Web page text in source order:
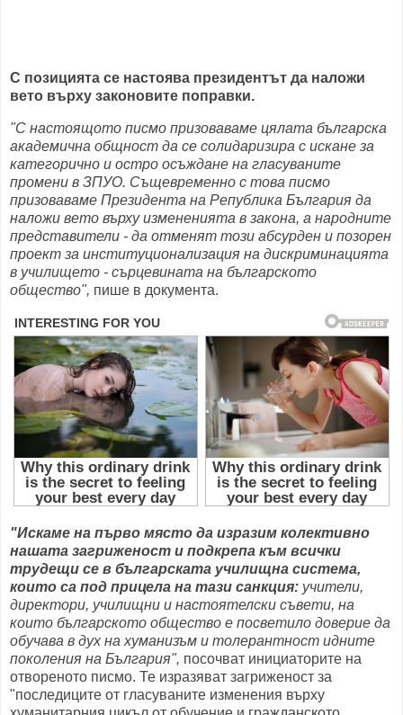
С позицията се настоява президентът да наложи
вето върху законовите поправки.
"С настоящото писмо призоваваме цялата българска
академична общност да се солидаризира с искане за
категорично и остро осъждане на гласуваните
промени в ЗПУО. Същевременно с това писмо
призоваваме Президента на Република България да
наложи вето върху измененията в закона, а народните
представители - да отменят този абсурден и позорен
проект за институционализация на дискриминацията
в училището - сърцевината на българското
общество", пише в документа.
"Искаме на първо място да изразим колективно
нашата загриженост и подкрепа към всички
трудещи се в българската училищна система,
които са под прицела на тази санкция: учители,
директори, училищни и настоятелски съвети, на
които българското общество е посветило доверие да
обучава в дух на хуманизъм и толерантност идните
поколения на България", посочват инициаторите на
отвореното писмо. Те изразяват загриженост за
"последиците от гласуваните изменения върху